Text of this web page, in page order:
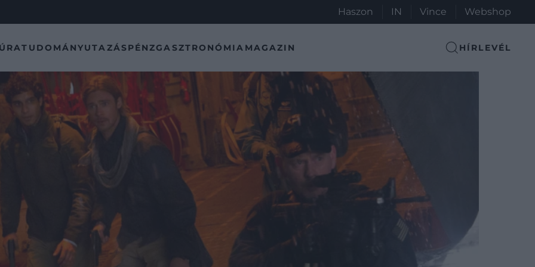
Haszon IN Vince Webshop
TUDOMÁNYUTAZÁSPÉNZGASZTRONÓMIA MAGAZIN HÍRLEVÉL